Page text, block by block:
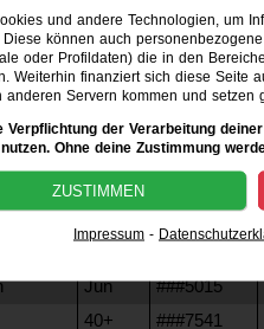
Erw ###3754
40+ ###9482
Erw ###6556
Erw ###8957
Erw
Erw ###2357
Jun ###5015
40+ ###7541
und andere Technologien, um
können auch personenbezogene
oder Profildaten) die in den
Weiterhin finanziert sich diese Seite
Servern kommen und setzen
der Verarbeitung
Ohne deine Zustimmung
ZUSTIMMEN
Impressum -